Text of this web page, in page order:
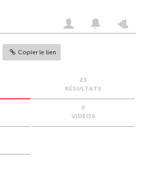
Copier le lien
23
RÉSULTATS
0
VIDEOS